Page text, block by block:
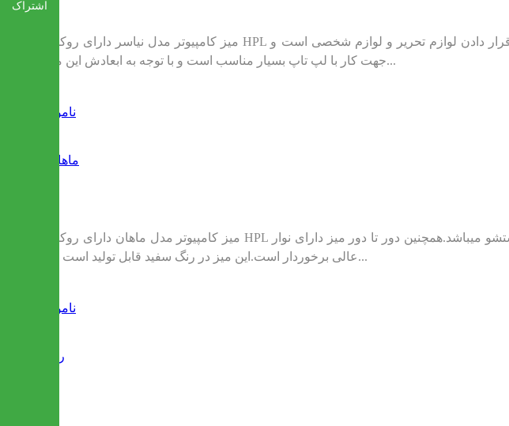
میز کامپیوتر مدل نیاسر دارای روکش HPL اداری است. که این روکش ضد خش و همچنین قابل شستشو میباشد.این میز دارای یک کشو جهت قرار دادن لوازم تحریر و لوازم شخصی است و
جهت کار با لپ تاپ بسیار مناسب است و با توجه به ابعادش این میز...
ناموجود
میز کامپیوتر مدل ماهان دارای روکش HPL اداری است. که این روکش ضد خش و همچنین قابل شستشو میباشد.همچنین دور تا دور میز دارای نوار PVC میباشد و از زیبایی بی نظیر و کیفیتی
عالی برخوردار است.این میز در رنگ سفید قابل تولید است .در...
ناموجود
اشتراک